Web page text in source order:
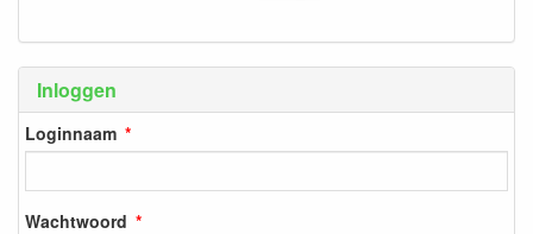
Inloggen
Loginnaam
Wachtwoord